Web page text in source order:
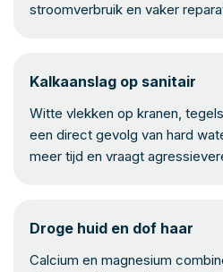
stroomverbruik en vaker
Kalkaanslag op sanitair
Witte vlekken op kranen,
een direct gevolg van hard
meer tijd en vraagt
Droge huid en dof haar
Calcium en magnesium